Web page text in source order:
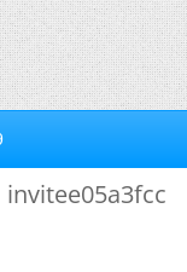
invitee05a3fcc